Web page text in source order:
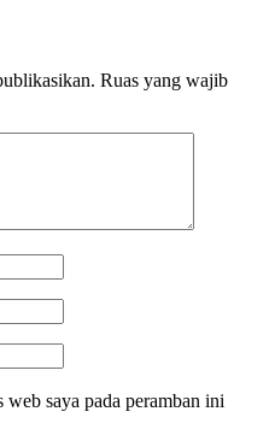
Ruas yang wajib
web saya pada peramban ini